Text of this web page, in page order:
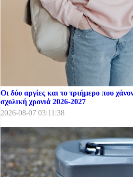
Οι δύο αργίες και το τριήμερο που
σχολική χρονιά 2026-2027
2026-08-07 03:11:38